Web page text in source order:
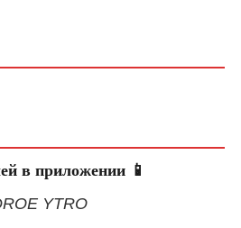
в приложении 📱
YTRO